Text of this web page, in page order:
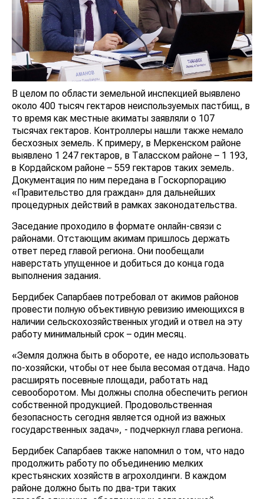
В целом по области земельной инспекцией выявлено
около 400 тысяч гектаров неиспользуемых пастбищ, в
то время как местные акиматы заявляли о 107
тысячах гектаров. Контроллеры нашли также немало
бесхозных земель. К примеру, в Меркенском районе
выявлено 1 247 гектаров, в Таласском районе – 1 193,
в Кордайском районе – 559 гектаров таких земель.
Документация по ним передана в Госкорпорацию
«Правительство для граждан» для дальнейших
процедурных действий в рамках законодательства.
Заседание проходило в формате онлайн-связи с
районами. Отстающим акимам пришлось держать
ответ перед главой региона. Они пообещали
наверстать упущенное и добиться до конца года
выполнения задания.
Бердибек Сапарбаев потребовал от акимов районов
провести полную объективную ревизию имеющихся в
наличии сельскохозяйственных угодий и отвел на эту
работу минимальный срок – один месяц.
«Земля должна быть в обороте, ее надо использовать
по-хозяйски, чтобы от нее была весомая отдача. Надо
расширять посевные площади, работать над
севооборотом. Мы должны сполна обеспечить регион
собственной продукцией. Продовольственная
безопасность сегодня является одной из важных
государственных задач», - подчеркнул глава региона.
Бердибек Сапарбаев также напомнил о том, что надо
продолжить работу по объединению мелких
крестьянских хозяйств в агрохолдинги. В каждом
районе должно быть по два-три таких